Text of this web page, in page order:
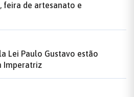
feira de artesanato e
Lei Paulo Gustavo estão
Imperatriz